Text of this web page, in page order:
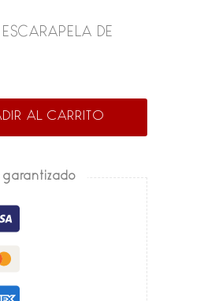
DE
AL CARRITO
garantizado